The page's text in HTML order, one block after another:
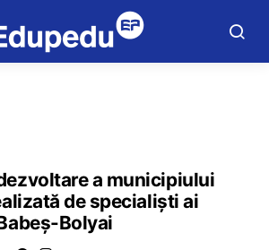
a municipiului
de specialiști ai
Bolyai